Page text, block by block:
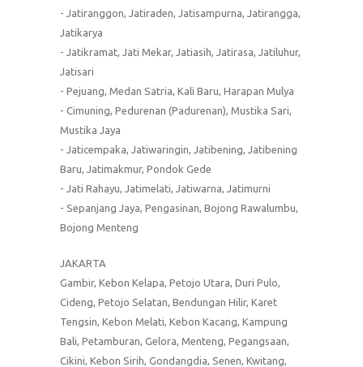
- Jatiranggon, Jatiraden, Jatisampurna, Jatirangga,
Jatikarya
- Jatikramat, Jati Mekar, Jatiasih, Jatirasa, Jatiluhur,
Jatisari
- Pejuang, Medan Satria, Kali Baru, Harapan Mulya
- Cimuning, Pedurenan (Padurenan), Mustika Sari,
Mustika Jaya
- Jaticempaka, Jatiwaringin, Jatibening, Jatibening
Baru, Jatimakmur, Pondok Gede
- Jati Rahayu, Jatimelati, Jatiwarna, Jatimurni
- Sepanjang Jaya, Pengasinan, Bojong Rawalumbu,
Bojong Menteng
JAKARTA
Gambir, Kebon Kelapa, Petojo Utara, Duri Pulo,
Cideng, Petojo Selatan, Bendungan Hilir, Karet
Tengsin, Kebon Melati, Kebon Kacang, Kampung
Bali, Petamburan, Gelora, Menteng, Pegangsaan,
Cikini, Kebon Sirih, Gondangdia, Senen, Kwitang,